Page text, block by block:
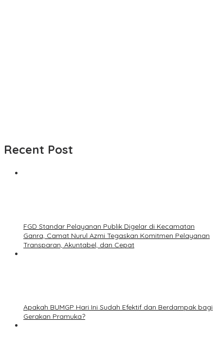
Recent Post
FGD Standar Pelayanan Publik Digelar di Kecamatan
Ganra, Camat Nurul Azmi Tegaskan Komitmen Pelayanan
Transparan, Akuntabel, dan Cepat
Apakah BUMGP Hari Ini Sudah Efektif dan Berdampak bagi
Gerakan Pramuka?